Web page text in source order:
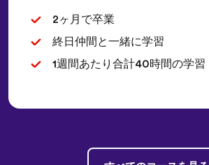
2ヶ月で卒業
終日仲間と一緒に学習
1週間あたり合計40時間の学習